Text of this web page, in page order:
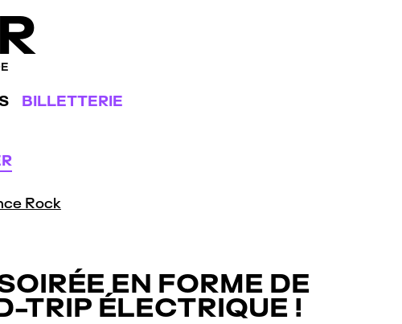
BILLETTERIE
Rock
EN FORME DE
TRIP ÉLECTRIQUE !